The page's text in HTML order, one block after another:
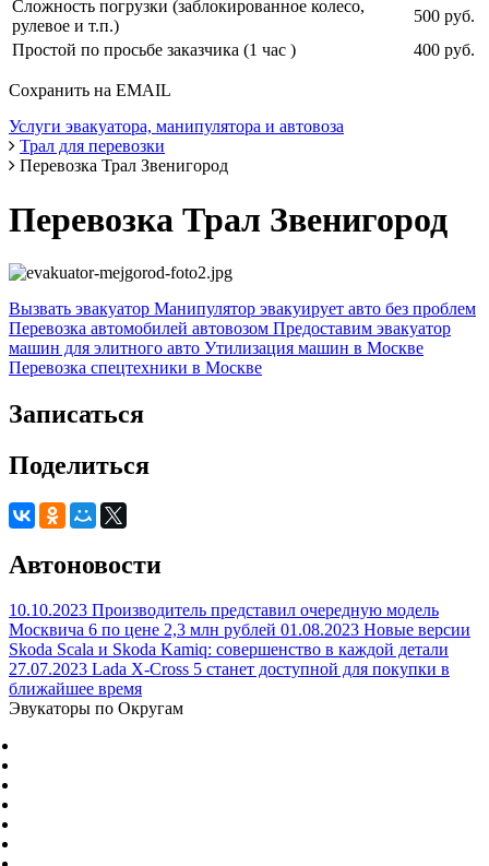
Сложность погрузки (заблокированное колесо,
рулевое и т.п.)
500 руб.
Простой по просьбе заказчика (1 час )
400 руб.
Сохранить на EMAIL
Услуги эвакуатора, манипулятора и автовоза
Трал для перевозки
Перевозка Трал Звенигород
Перевозка Трал Звенигород
Вызвать эвакуатор Манипулятор эвакуирует авто без проблем
Перевозка автомобилей автовозом Предоставим эвакуатор
машин для элитного авто Утилизация машин в Москве
Перевозка спецтехники в Москве
Записаться
Поделиться
Автоновости
10.10.2023 Производитель представил очередную модель
Москвича 6 по цене 2,3 млн рублей 01.08.2023 Новые версии
Skoda Scala и Skoda Kamiq: совершенство в каждой детали
27.07.2023 Lada X-Cross 5 станет доступной для покупки в
ближайшее время
Эвукаторы по Округам